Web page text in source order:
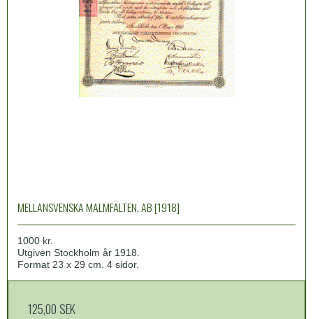
MELLANSVENSKA MALMFÄLTEN, AB [1918]
1000 kr.
Utgiven Stockholm år 1918.
Format 23 x 29 cm. 4 sidor.
125,00 SEK